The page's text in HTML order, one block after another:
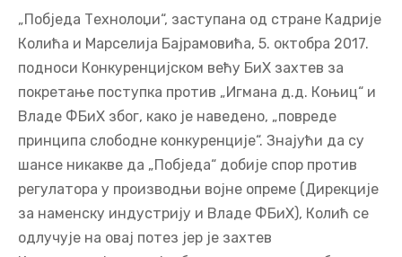
„Побједа Технолоџи“, заступана од стране Кадрије
Колића и Марселија Бајрамовића, 5. октобра 2017.
подноси Конкуренцијском већу БиХ захтев за
покретање поступка против „Игмана д.д. Коњиц“ и
Владе ФБиХ због, како је наведено, „повреде
принципа слободне конкуренције“. Знајући да су
шансе никакве да „Побједа“ добије спор против
регулатора у производњи војне опреме (Дирекције
за наменску индустрију и Владе ФБиХ), Колић се
одлучује на овај потез јер је захтев